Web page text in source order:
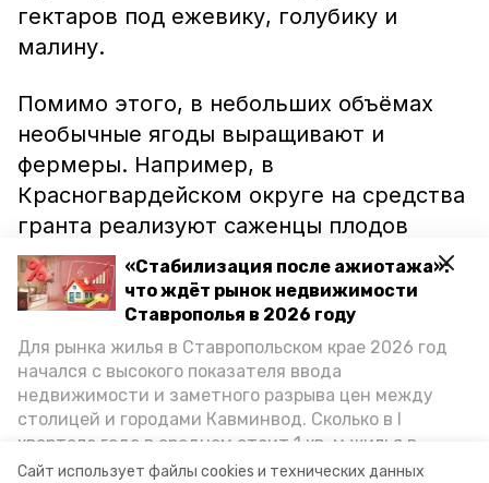
Сайт использует файлы cookies и технических данных
«Стабилизация после ажиотажа»:
что ждёт рынок недвижимости
Ставрополья в 2026 году
Для рынка жилья в Ставропольском крае 2026 год
начался с высокого показателя ввода
недвижимости и заметного разрыва цен между
столицей и городами Кавминвод. Сколько в I
квартале года в среднем стоит 1 кв. м жилья в
городах и округах региона, как изменился спрос на
гектаров под ежевику, голубику и
малину.
Помимо этого, в небольших объёмах
необычные ягоды выращивают и
фермеры. Например, в
Красногвардейском округе на средства
гранта реализуют саженцы плодов
красной и жёлтой малины, ежевики и
ежемалины.
«В целом, общая площадь ягодных
насаждений в нашем крае сейчас
составляет свыше 133 гектаров. И с
каждым годом эта цифра будет расти», —
подчеркнул глава Ставрополья Владимир